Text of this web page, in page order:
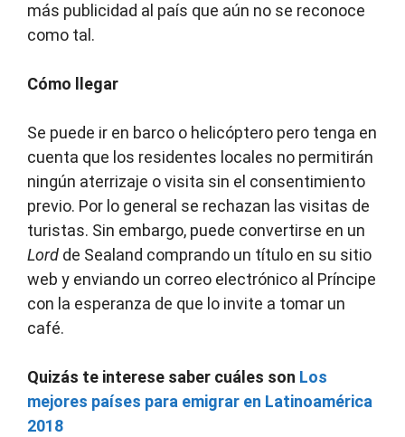
más publicidad al país que aún no se reconoce
como tal.
Cómo llegar
Se puede ir en barco o helicóptero pero tenga en
cuenta que los residentes locales no permitirán
ningún aterrizaje o visita sin el consentimiento
previo. Por lo general se rechazan las visitas de
turistas. Sin embargo, puede convertirse en un
Lord de Sealand comprando un título en su sitio
web y enviando un correo electrónico al Príncipe
con la esperanza de que lo invite a tomar un
café.
Quizás te interese saber cuáles son Los
mejores países para emigrar en Latinoamérica
2018